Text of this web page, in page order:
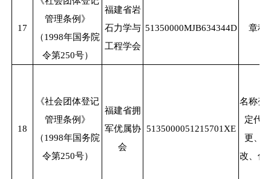
17
管理条例》
（1998年国务院
令第250号）
福建省岩
石力学与
工程学会
51350000MJB634344D 章程
18
《社会团体登记
管理条例》
（1998年国务院
令第250号）
福建省拥
军优属协
会
5135000051215701XE
名称变
定代
更、
改、住